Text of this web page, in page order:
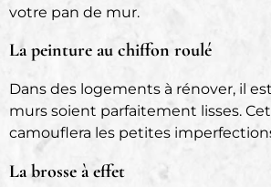
votre pan de mur.
La peinture au chiffon roulé
Dans des logements à rénover, il
murs soient parfaitement lisses.
camouflera les petites
La brosse à effet